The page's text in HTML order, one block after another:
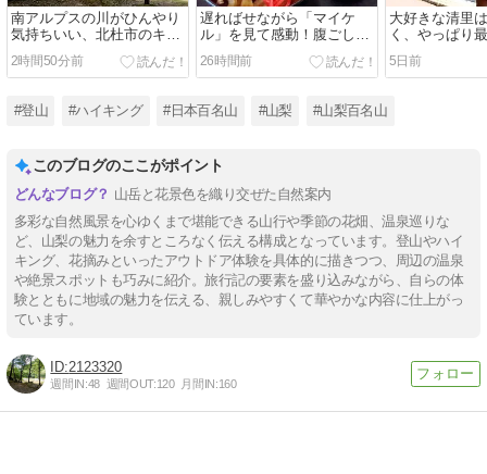
南アルプスの川がひんやり
気持ちいい、北杜市のキャ
ンプ場
2時間50分前
遅ればせながら「マイケ
ル」を見て感動！腹ごしら
えは「アルプス食堂」へ
26時間前
大好きな清里
く、やっぱり
5日前
#登山 #ハイキング #日本百名山 #山梨 #山梨百名山
このブログのここがポイント
山岳と花景色を織り交ぜた自然案内
多彩な自然風景を心ゆくまで堪能できる山行や季節の花畑、温泉巡りな
ど、山梨の魅力を余すところなく伝える構成となっています。登山やハイ
キング、花摘みといったアウトドア体験を具体的に描きつつ、周辺の温泉
や絶景スポットも巧みに紹介。旅行記の要素を盛り込みながら、自らの体
験とともに地域の魅力を伝える、親しみやすくて華やかな内容に仕上がっ
ています。
2123320
週間IN:48 週間OUT:120 月間IN:160